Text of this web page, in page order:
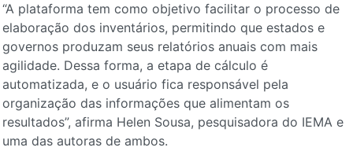
“A plataforma tem como objetivo facilitar o processo de
elaboração dos inventários, permitindo que estados e
governos produzam seus relatórios anuais com mais
agilidade. Dessa forma, a etapa de cálculo é
automatizada, e o usuário fica responsável pela
organização das informações que alimentam os
resultados”, afirma Helen Sousa, pesquisadora do IEMA e
uma das autoras de ambos.